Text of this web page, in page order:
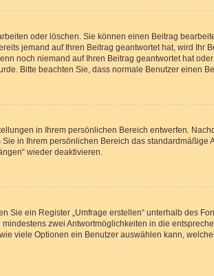
oder löschen. Sie können einen Beitrag
jemand auf Ihren Beitrag geantwortet hat, wird
noch niemand auf Ihren Beitrag geantwortet hat
Bitte beachten Sie, dass normale Benutzer einen
in Ihrem persönlichen Bereich entwerfen.
in Ihrem persönlichen Bereich das
wieder deaktivieren.
ein Register „Umfrage erstellen“ unterhalb des
zwei Antwortmöglichkeiten in die
viele Optionen ein Benutzer auswählen kann,